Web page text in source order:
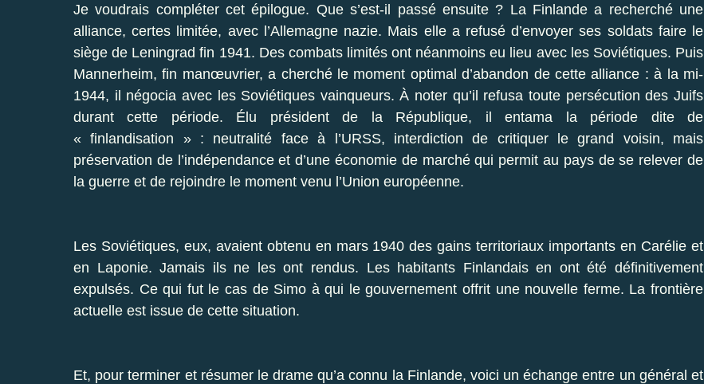
Je voudrais compléter cet épilogue. Que s’est-il passé ensuite ? La Finlande a recherché une
alliance, certes limitée, avec l’Allemagne nazie. Mais elle a refusé d’envoyer ses soldats faire le
siège de Leningrad fin 1941. Des combats limités ont néanmoins eu lieu avec les Soviétiques. Puis
Mannerheim, fin manœuvrier, a cherché le moment optimal d’abandon de cette alliance : à la mi-
1944, il négocia avec les Soviétiques vainqueurs. À noter qu’il refusa toute persécution des Juifs
durant cette période. Élu président de la République, il entama la période dite de
« finlandisation » : neutralité face à l’URSS, interdiction de critiquer le grand voisin, mais
préservation de l’indépendance et d’une économie de marché qui permit au pays de se relever de
la guerre et de rejoindre le moment venu l’Union européenne.
Les Soviétiques, eux, avaient obtenu en mars 1940 des gains territoriaux importants en Carélie et
en Laponie. Jamais ils ne les ont rendus. Les habitants Finlandais en ont été définitivement
expulsés. Ce qui fut le cas de Simo à qui le gouvernement offrit une nouvelle ferme. La frontière
actuelle est issue de cette situation.
Et, pour terminer et résumer le drame qu’a connu la Finlande, voici un échange entre un général et